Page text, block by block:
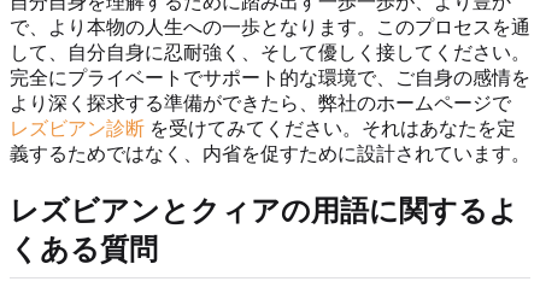
で、より本物の人生への一歩となります。このプロセスを通
して、自分自身に忍耐強く、そして優しく接してください。
完全にプライベートでサポート的な環境で、ご自身の感情を
より深く探求する準備ができたら、弊社のホームページで
レズビアン診断 を受けてみてください。それはあなたを定
義するためではなく、内省を促すために設計されています。
レズビアンとクィアの用語に関するよ
くある質問